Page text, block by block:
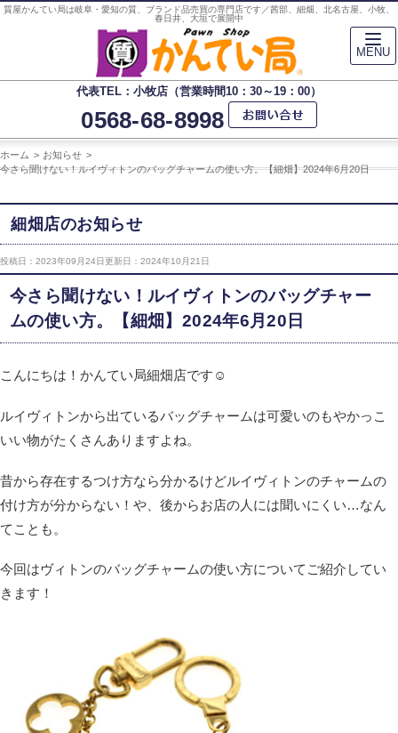
質屋かんてい局は岐阜・愛知の質、ブランド品売買の専門店です／茜部、細畑、北名古屋、小牧、
春日井、大垣で展開中
代表TEL：小牧店（営業時間10：30～19：00）
0568-68-8998
ホーム
お知らせ
今さら聞けない！ルイヴィトンのバッグチャームの使い方。【細畑】2024年6月20日
細畑店のお知らせ
投稿日：2023年09月24日 更新日：2024年10月21日
今さら聞けない！ルイヴィトンのバッグチャー
ムの使い方。【細畑】2024年6月20日
こんにちは！かんてい局細畑店です☺
ルイヴィトンから出ているバッグチャームは可愛いのもやかっこ
いい物がたくさんありますよね。
昔から存在するつけ方なら分かるけどルイヴィトンのチャームの
付け方が分からない！や、後からお店の人には聞いにくい…なん
てことも。
今回はヴィトンのバッグチャームの使い方についてご紹介してい
きます！
MENU